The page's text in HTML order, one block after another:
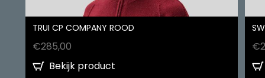
TRUI CP COMPANY ROOD
€285,00
Bekijk product
€